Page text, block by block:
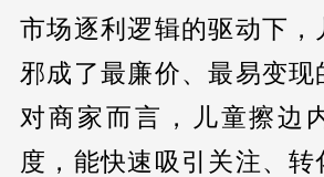
市场逐利逻辑的驱动下，
邪成了最廉价、最易变现
对商家而言，儿童擦边
度，能快速吸引关注、转